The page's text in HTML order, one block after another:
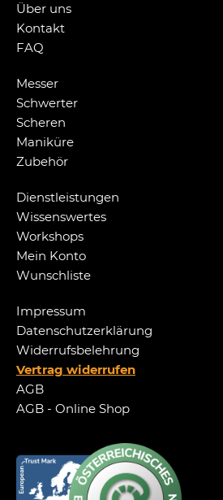
Über uns
Kontakt
FAQ
Messer
Schwerter
Scheren
Maniküre
Zubehör
Dienstleistungen
Wissenswertes
Workshops
Mein Konto
Wunschliste
Impressum
Datenschutzerklärung
Widerrufsbelehrung
Vertrag widerrufen
AGB
AGB - Online Shop